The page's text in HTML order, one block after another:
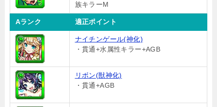
族キラーM
Aランク 適正ポイント
ナイチンゲール(神化)
・貫通+水属性キラー+AGB
リボン(獣神化)
・貫通+AGB